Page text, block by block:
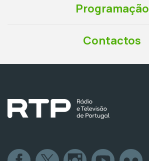
Programação
Contactos